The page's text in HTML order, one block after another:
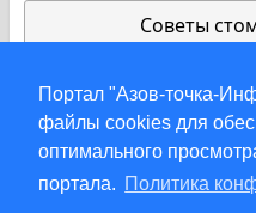
Портал "Азов-точка-
файлы cookies для
оптимального
портала. Политика
Советы